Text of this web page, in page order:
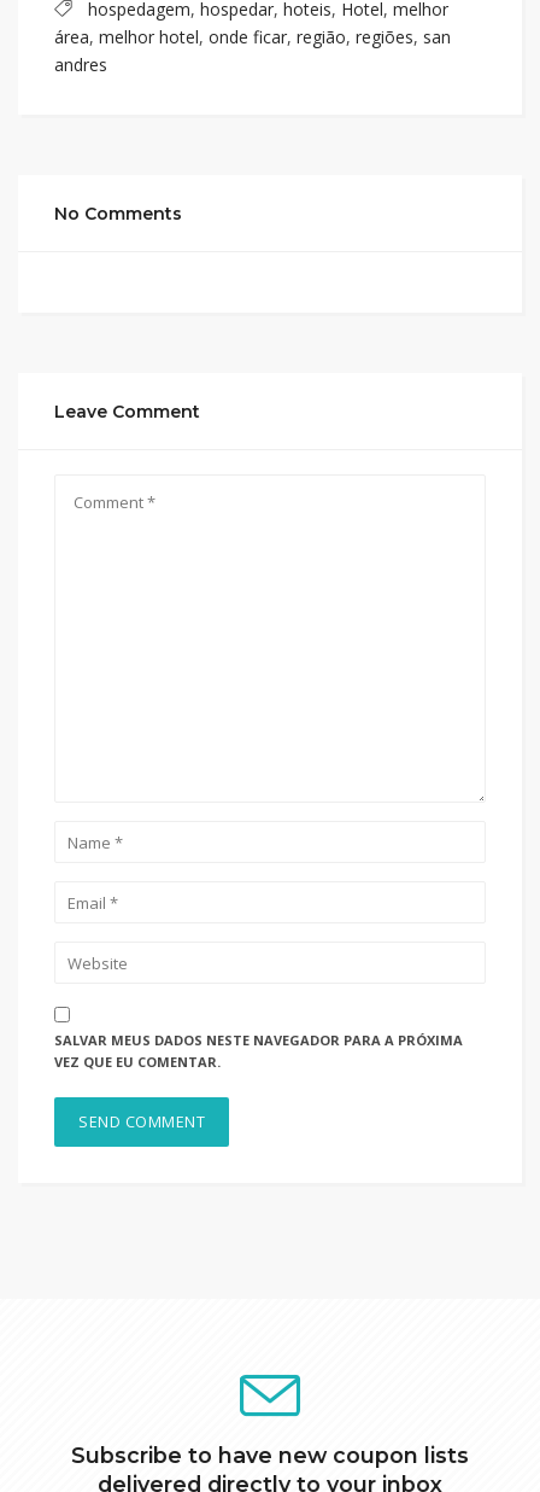
hospedagem, hospedar, hoteis, Hotel, melhor
área, melhor hotel, onde ficar, região, regiões, san
andres
No Comments
Leave Comment
SALVAR MEUS DADOS NESTE NAVEGADOR PARA A PRÓXIMA
VEZ QUE EU COMENTAR.
Subscribe to have new coupon lists
delivered directly to your inbox